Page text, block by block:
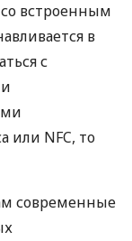
встроенным
в
с
или NFC, то
современные